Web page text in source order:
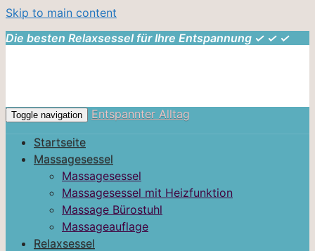
Skip to main content
Die besten Relaxsessel für Ihre Entspannung ✓ ✓ ✓
Toggle navigation
Entspannter Alltag
Startseite
Massagesessel
Massagesessel
Massagesessel mit Heizfunktion
Massage Bürostuhl
Massageauflage
Relaxsessel